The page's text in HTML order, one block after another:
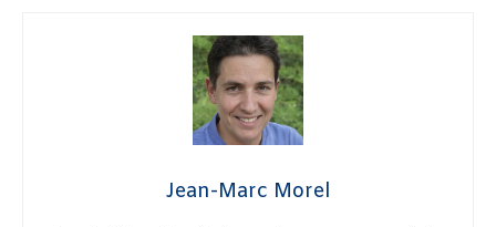
Jean-Marc Morel